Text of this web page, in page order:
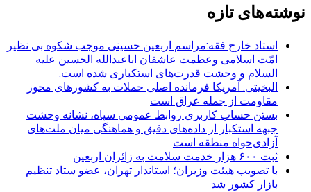
نوشته‌های تازه
استاد خارج فقه:مراسم اربعین حسینی موجب شکوه بی نظیر
امّت اسلامی وعظمت عاشقان اباعبدالله الحسین علیه
السلام و وحشت قدرت‌های استکباری شده است.
البخیتی: آمریکا فرمانده اصلی حملات به کشورهای محور
مقاومت از جمله عراق است
بستن حساب کاربری روابط عمومی سپاه، نشانه‌ وحشت
جبهه استکبار از داده‌های دقیق و هماهنگی میان ملت‌های
آزادی‌خواه منطقه است
ثبت ۶۰۰ هزار خدمت سلامت به زائران اربعین
با تصویب هیئت وزیران؛ استاندار تهران، عضو ستاد تنظیم
بازار کشور شد